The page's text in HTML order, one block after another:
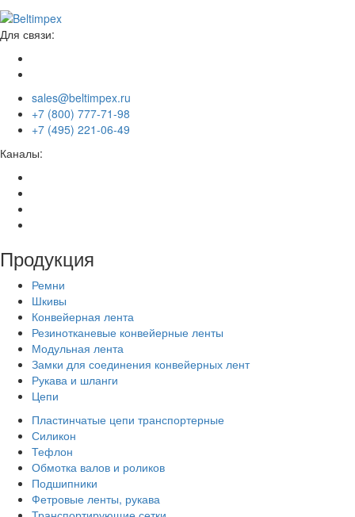
Для связи:
sales@beltimpex.ru
+7 (800) 777-71-98
+7 (495) 221-06-49
Каналы:
Продукция
Ремни
Шкивы
Конвейерная лента
Резинотканевые конвейерные ленты
Модульная лента
Замки для соединения конвейерных лент
Рукава и шланги
Цепи
Пластинчатые цепи транспортерные
Силикон
Тефлон
Обмотка валов и роликов
Подшипники
Фетровые ленты, рукава